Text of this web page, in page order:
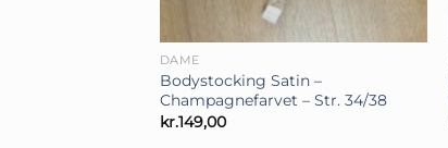
DAME
Bodystocking Satin –
Champagnefarvet – Str. 34/38
kr.149,00